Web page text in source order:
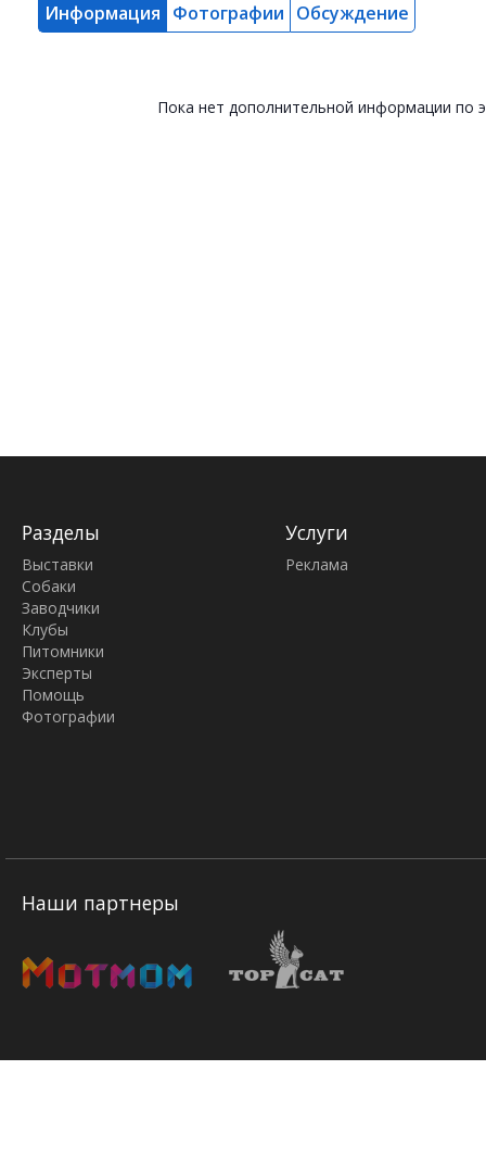
Информация Фотографии Обсуждение
Пока нет дополнительной информации по
Разделы
Выставки
Собаки
Заводчики
Клубы
Питомники
Эксперты
Помощь
Фотографии
Услуги
Реклама
Наши партнеры